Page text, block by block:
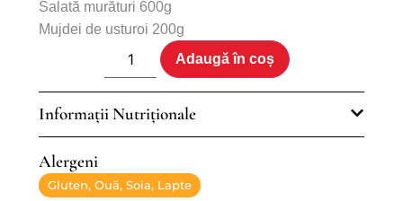
Salată murături 600g
Mujdei de usturoi 200g
Adaugă în coș
Informații Nutriționale
Alergeni
Gluten, Ouă, Soia, Lapte